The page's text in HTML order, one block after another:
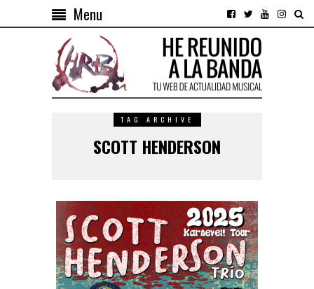
Menu
TAG ARCHIVE
SCOTT HENDERSON